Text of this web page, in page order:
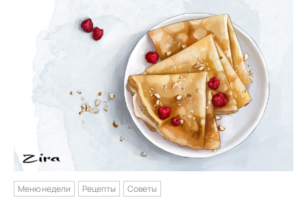
Меню недели Рецепты Советы